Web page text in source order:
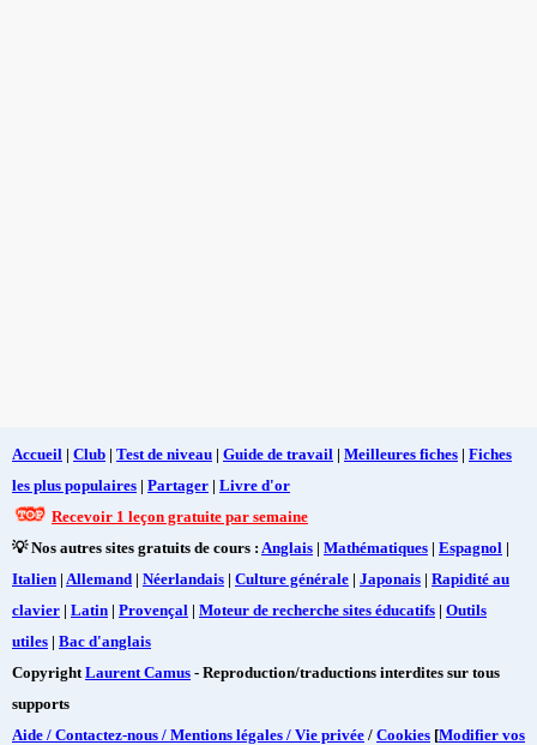
Accueil | Club | Test de niveau | Guide de travail | Meilleures fiches | Fiches
les plus populaires | Partager | Livre d'or
Recevoir 1 leçon gratuite par semaine
💡 Nos autres sites gratuits de cours : Anglais | Mathématiques | Espagnol |
Italien | Allemand | Néerlandais | Culture générale | Japonais | Rapidité au
clavier | Latin | Provençal | Moteur de recherche sites éducatifs | Outils
utiles | Bac d'anglais
Copyright Laurent Camus - Reproduction/traductions interdites sur tous
supports
Aide / Contactez-nous / Mentions légales / Vie privée / Cookies [Modifier vos